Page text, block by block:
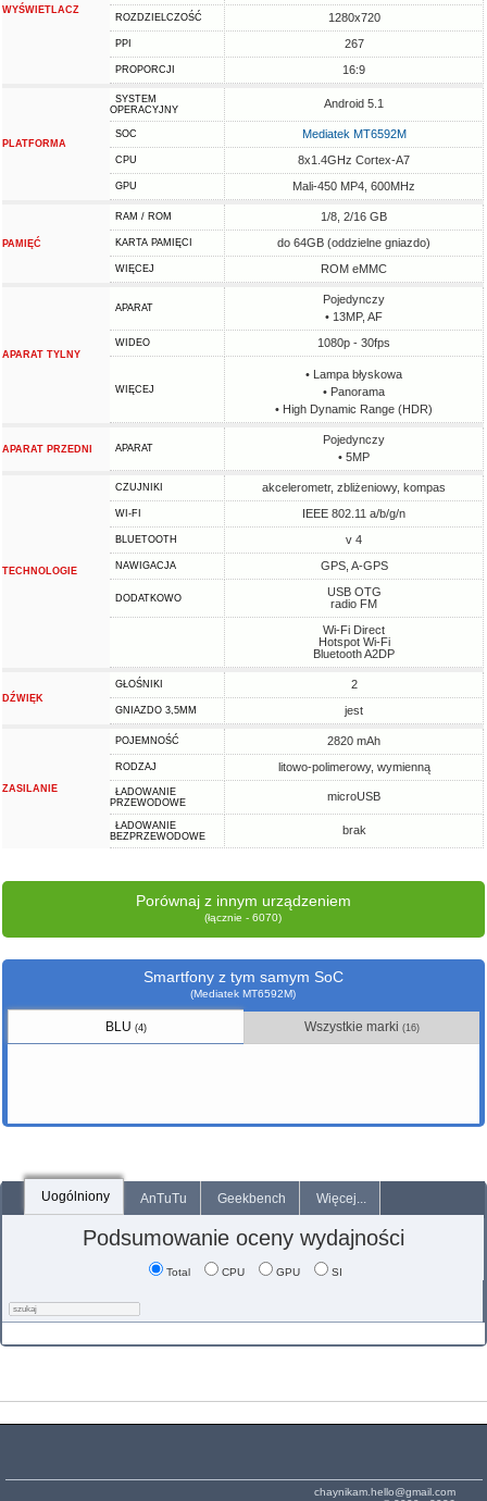
WYŚWIETLACZ
ROZDZIELCZOŚĆ 1280x720
PPI 267
PROPORCJI 16:9
PLATFORMA
SYSTEM
OPERACYJNY
Android 5.1
SOC Mediatek MT6592M
CPU 8x1.4GHz Cortex-A7
GPU Mali-450 MP4, 600MHz
PAMIĘĆ
RAM / ROM 1/8, 2/16 GB
KARTA PAMIĘCI do 64GB (oddzielne gniazdo)
WIĘCEJ ROM eMMC
APARAT TYLNY
APARAT
Pojedynczy
• 13MP, AF
WIDEO 1080p - 30fps
WIĘCEJ
• Lampa błyskowa
• Panorama
• High Dynamic Range (HDR)
APARAT PRZEDNI APARAT
Pojedynczy
• 5MP
TECHNOLOGIE
CZUJNIKI akcelerometr, zbliżeniowy, kompas
WI-FI IEEE 802.11 a/b/g/n
BLUETOOTH v 4
NAWIGACJA GPS, A-GPS
DODATKOWO
USB OTG
radio FM
Wi-Fi Direct
Hotspot Wi-Fi
Bluetooth A2DP
DŹWIĘK
GŁOŚNIKI 2
GNIAZDO 3,5MM jest
ZASILANIE
POJEMNOŚĆ 2820 mAh
RODZAJ litowo-polimerowy, wymienną
ŁADOWANIE
PRZEWODOWE
microUSB
ŁADOWANIE
BEZPRZEWODOWE
brak
Porównaj z innym urządzeniem
(łącznie - 6070)
Smartfony z tym samym SoC
(Mediatek MT6592M)
BLU (4) Wszystkie marki (16)
Uogólniony AnTuTu Geekbench Więcej...
Podsumowanie oceny wydajności
Total CPU GPU SI
chaynikam.hello@gmail.com